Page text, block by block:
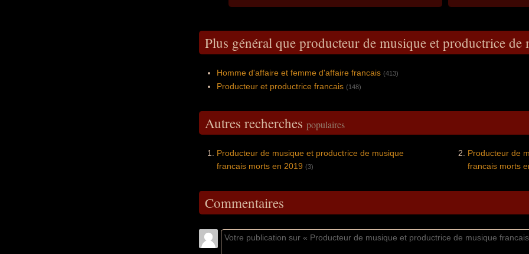
Plus général que producteur de musique et productrice de
Homme d'affaire et femme d'affaire francais (413)
Producteur et productrice francais (148)
Autres recherches populaires
Producteur de musique et productrice de musique
francais morts en 2019 (3)
Producteur de
francais morts
Commentaires